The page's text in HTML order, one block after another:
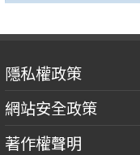
隱私權政策
網站安全政策
著作權聲明